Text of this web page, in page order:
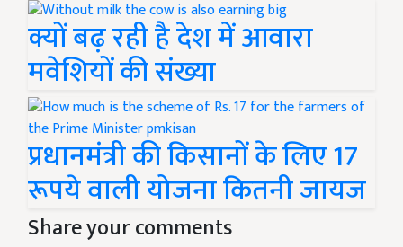
क्यों बढ़ रही है देश में आवारा
मवेशियों की संख्या
प्रधानमंत्री की किसानों के लिए 17
रूपये वाली योजना कितनी जायज
Share your comments